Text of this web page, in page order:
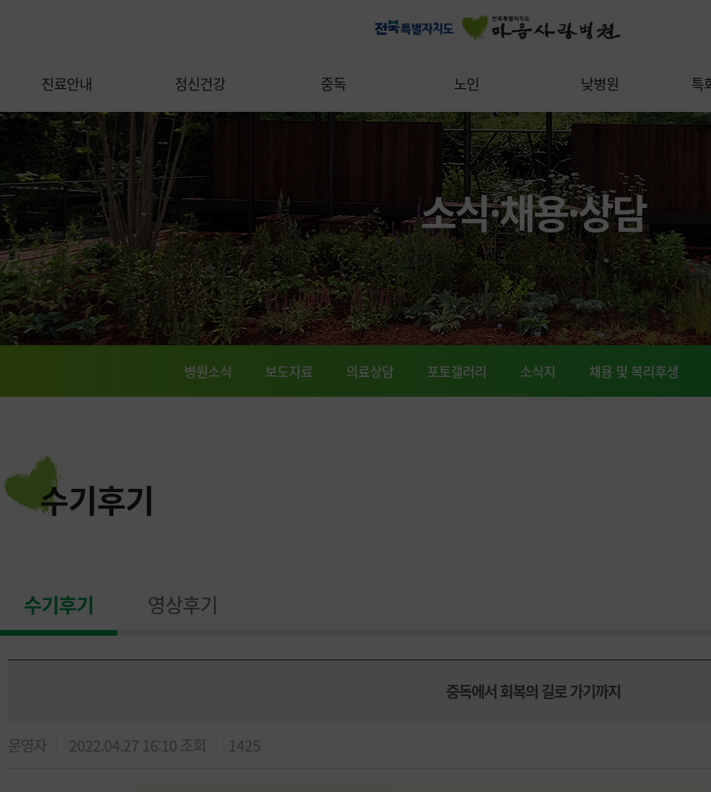
진료안내 정신건강 중독 노인 낮병원 특
소식·채용·상담
병원소식 보도자료 의료상담 포토갤러리 소식지 채용 및 복리후생
수기후기
수기후기 영상후기
중독에서 회복의 길로 가기까지
운영자 2022.04.27 16:10 조회 1425